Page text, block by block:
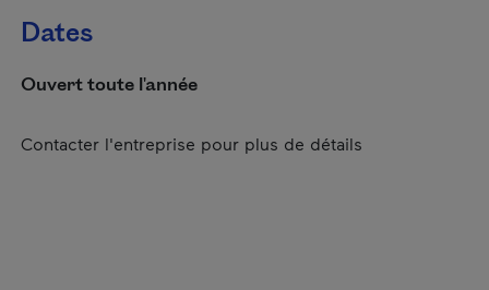
Dates
Ouvert toute l'année
Contacter l'entreprise pour plus de détails